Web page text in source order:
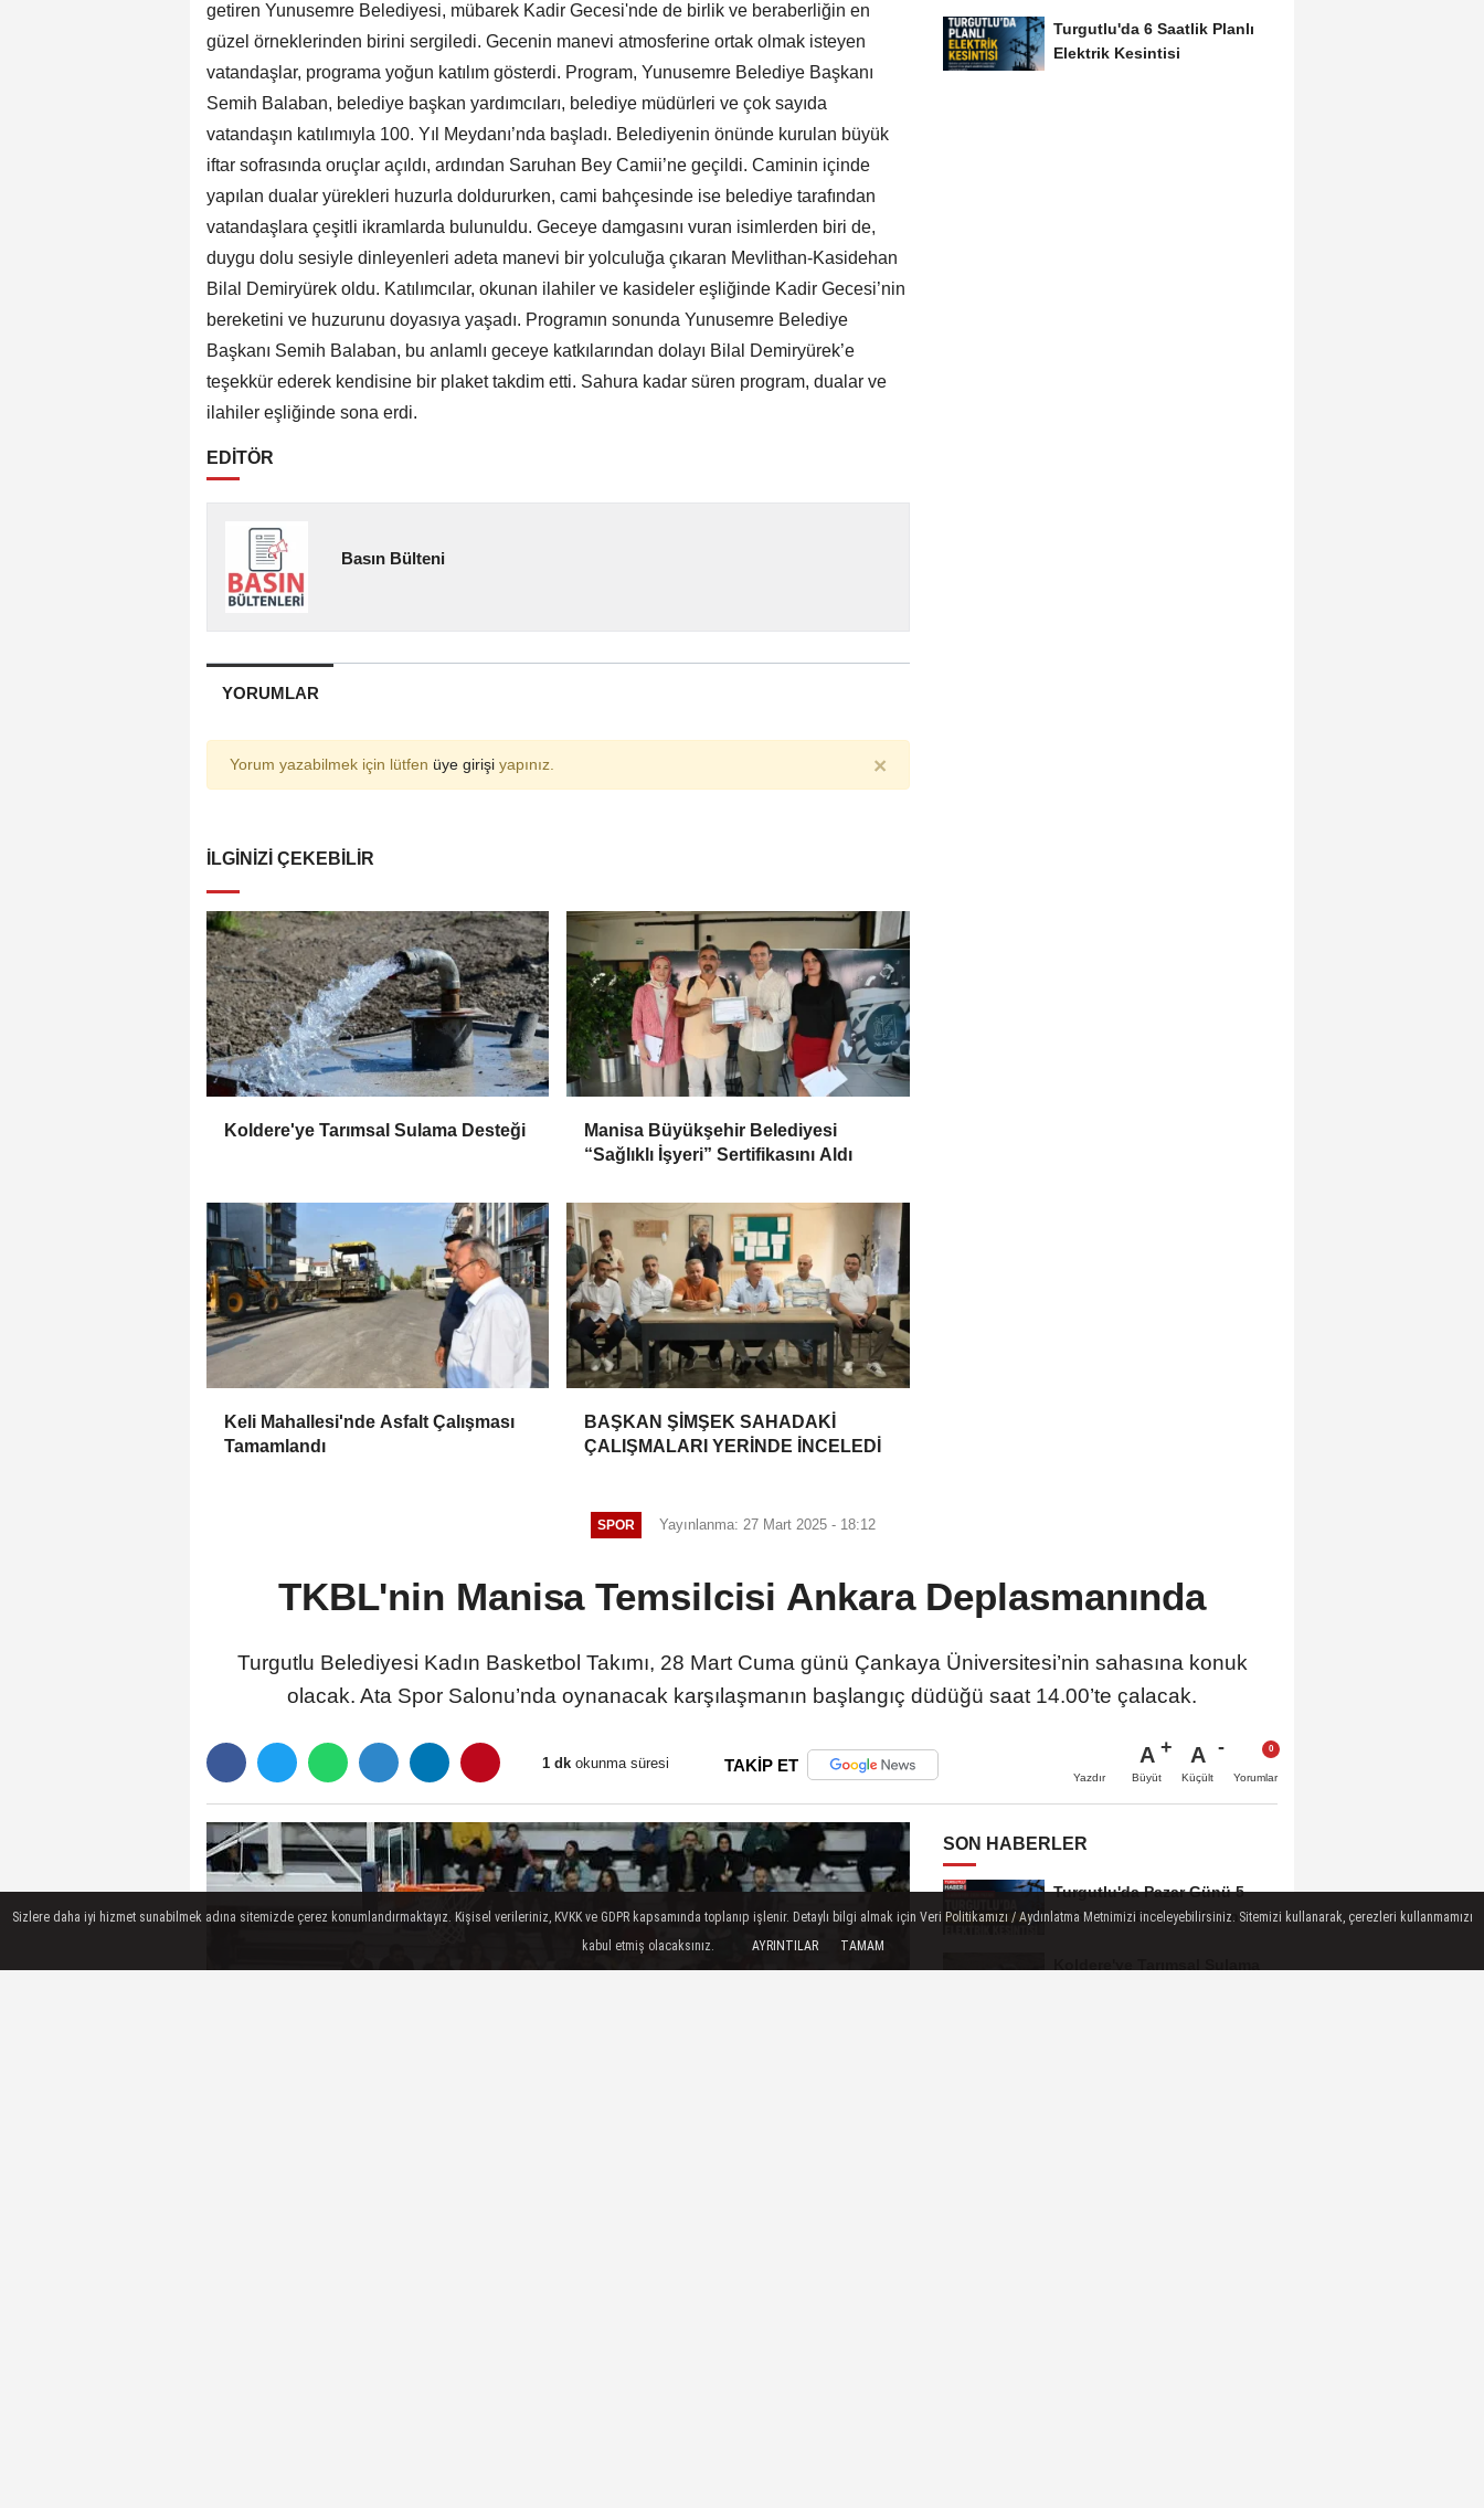
getiren Yunusemre Belediyesi, mübarek Kadir Gecesi'nde de birlik ve beraberliğin en
güzel örneklerinden birini sergiledi. Gecenin manevi atmosferine ortak olmak isteyen
vatandaşlar, programa yoğun katılım gösterdi. Program, Yunusemre Belediye Başkanı
Semih Balaban, belediye başkan yardımcıları, belediye müdürleri ve çok sayıda
vatandaşın katılımıyla 100. Yıl Meydanı’nda başladı. Belediyenin önünde kurulan büyük
iftar sofrasında oruçlar açıldı, ardından Saruhan Bey Camii’ne geçildi. Caminin içinde
yapılan dualar yürekleri huzurla doldururken, cami bahçesinde ise belediye tarafından
vatandaşlara çeşitli ikramlarda bulunuldu. Geceye damgasını vuran isimlerden biri de,
duygu dolu sesiyle dinleyenleri adeta manevi bir yolculuğa çıkaran Mevlithan-Kasidehan
Bilal Demiryürek oldu. Katılımcılar, okunan ilahiler ve kasideler eşliğinde Kadir Gecesi’nin
bereketini ve huzurunu doyasıya yaşadı. Programın sonunda Yunusemre Belediye
Başkanı Semih Balaban, bu anlamlı geceye katkılarından dolayı Bilal Demiryürek’e
teşekkür ederek kendisine bir plaket takdim etti. Sahura kadar süren program, dualar ve
ilahiler eşliğinde sona erdi.
EDİTÖR
Basın Bülteni
YORUMLAR
Yorum yazabilmek için lütfen üye girişi yapınız. ×
İLGINIZI ÇEKEBILIR
Koldere'ye Tarımsal Sulama Desteği
Manisa Büyükşehir Belediyesi
“Sağlıklı İşyeri” Sertifikasını Aldı
Keli Mahallesi'nde Asfalt Çalışması
Tamamlandı
BAŞKAN ŞİMŞEK SAHADAKİ
ÇALIŞMALARI YERİNDE İNCELEDİ
Turgutlu'da 6 Saatlik Planlı
Elektrik Kesintisi
SPOR Yayınlanma: 27 Mart 2025 - 18:12
TKBL'nin Manisa Temsilcisi Ankara Deplasmanında
Turgutlu Belediyesi Kadın Basketbol Takımı, 28 Mart Cuma günü Çankaya Üniversitesi’nin sahasına konuk
olacak. Ata Spor Salonu’nda oynanacak karşılaşmanın başlangıç düdüğü saat 14.00’te çalacak.
1 dk okunma süresi TAKİP ET
Yazdır
A
Büyüt
A
Küçült Yorumlar
SON HABERLER
Turgutlu'da Pazar Günü 5
Mahallede Elektrik Kesintisi
Sizlere daha iyi hizmet sunabilmek adına sitemizde çerez konumlandırmaktayız. Kişisel verileriniz, KVKK ve GDPR kapsamında toplanıp işlenir. Detaylı bilgi almak için Veri Politikamızı / Aydınlatma Metnimizi inceleyebilirsiniz. Sitemizi kullanarak, çerezleri kullanmamızı
kabul etmiş olacaksınız.
AYRINTILAR TAMAM